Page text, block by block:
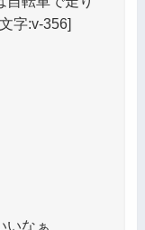
字:v-356]
いなぁ